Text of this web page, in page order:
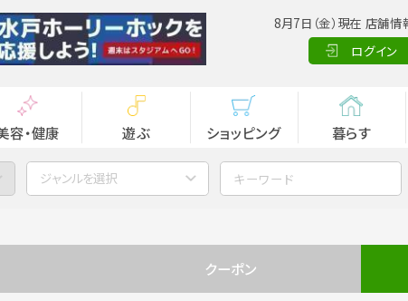
8月7日（金）現在 店舗
ログイン
容・健康 遊ぶ ショッピング 暮らす
ジャンルを選択
クーポン